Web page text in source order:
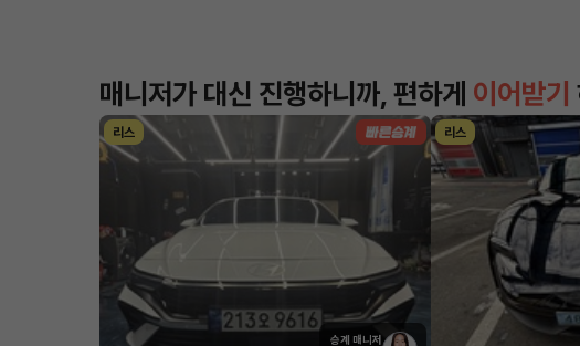
매니저가 대신 진행하니까, 편하게 이어받기
리스
승계 매니저
리스